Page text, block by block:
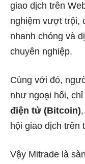
giao dịch trên
nghiệm vượt trội,
nhanh chóng và
chuyên nghiệp.
Cùng với đó,
như ngoại hối,
điện tử (Bitcoin)
hội giao dịch trên
Vậy Mitrade là